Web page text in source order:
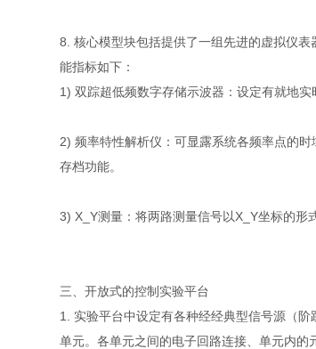
8. 核心模型块包括提供了一组先进的虚拟仪
能指标如下：
1) 双踪超低频数字存储示波器：设定有就地
2) 频率特性解析仪：可显露系统各频率点的
存档功能。
3) X_Y测量：将两路测量信号以X_Y坐标的形
三、开放式的控制实验平台
1. 实验平台中设定有各种经经典型信号源（
单元。各单元之间的电子回路连接、单元内